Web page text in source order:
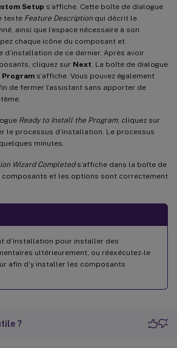
Setup s’affiche. Cette boîte de dialogue
texte Feature Description qui décrit le
ainsi que l’espace nécessaire à son
chaque icône du composant et
d’installation de ce dernier. Après avoir
cliquez sur Next . La boîte de dialogue
Program s’affiche. Vous pouvez également
de fermer l’assistant sans apporter de
Ready to Install the Program, cliquez sur
le processus d’installation. Le processus
minutes.
Wizard Completeds’affiche dans la boîte de
composants et les options sont correctement
d’installation pour installer des
ultérieurement, ou réexécutez-le
afin d’y installer les composants
?